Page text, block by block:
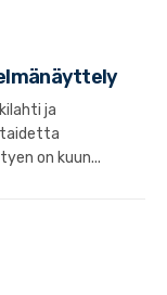
ja
taidetta
on kuun...